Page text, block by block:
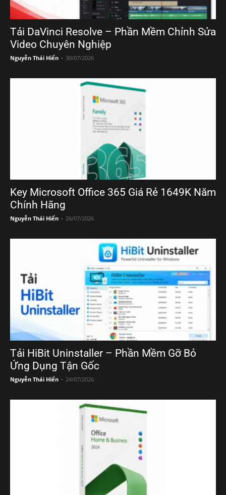
Tải DaVinci Resolve – Phần Mềm Chỉnh Sửa
Video Chuyên Nghiệp
Nguyễn Thái Hiển - 30/07/2026
Key Microsoft Office 365 Giá Rẻ 1649K Năm
Chính Hãng
Nguyễn Thái Hiển - 26/07/2026
Tải HiBit Uninstaller – Phần Mềm Gỡ Bỏ
Ứng Dụng Tận Gốc
Nguyễn Thái Hiển - 24/07/2026